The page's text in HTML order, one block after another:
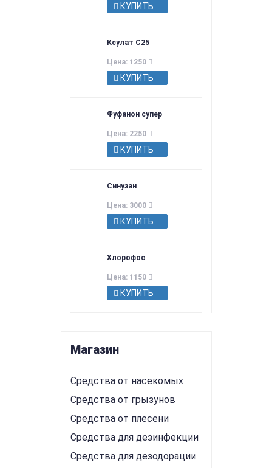
КУПИТЬ
Ксулат С25
Цена: 1250
КУПИТЬ
Фуфанон супер
Цена: 2250
КУПИТЬ
Синузан
Цена: 3000
КУПИТЬ
Хлорофос
Цена: 1150
КУПИТЬ
Магазин
Средства от насекомых
Средства от грызунов
Средства от плесени
Средства для дезинфекции
Средства для дезодорации